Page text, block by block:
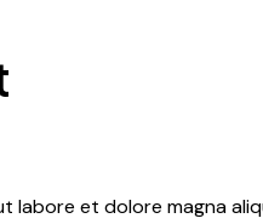
et dolore magna